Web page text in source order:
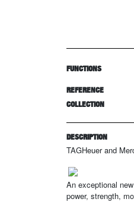
FUNCTIONS
REFERENCE
COLLECTION
DESCRIPTION
TAGHeuer and
An exceptional
power, strength,